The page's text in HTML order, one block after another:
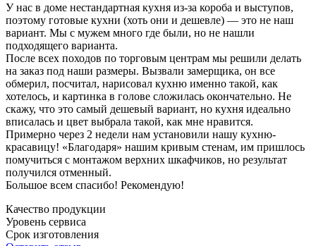
У нас в доме нестандартная кухня из-за короба и выступов,
поэтому готовые кухни (хоть они и дешевле) — это не наш
вариант. Мы с мужем много где были, но не нашли
подходящего варианта.
После всех походов по торговым центрам мы решили делать
на заказ под наши размеры. Вызвали замерщика, он все
обмерил, посчитал, нарисовал кухню именно такой, как
хотелось, и картинка в голове сложилась окончательно. Не
скажу, что это самый дешевый вариант, но кухня идеально
вписалась и цвет выбрала такой, как мне нравится.
Примерно через 2 недели нам установили нашу кухню-
красавицу! «Благодаря» нашим кривым стенам, им пришлось
помучиться с монтажом верхних шкафчиков, но результат
получился отменный.
Большое всем спасибо! Рекомендую!
Качество продукции
Уровень сервиса
Срок изготовления